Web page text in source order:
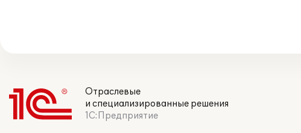
Отраслевые
и специализированные решения
1С:Предприятие